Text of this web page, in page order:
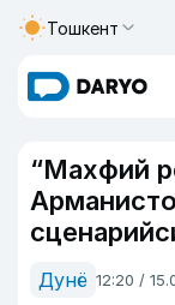
Тошкент
“Махфий
Дунё 12:20 /